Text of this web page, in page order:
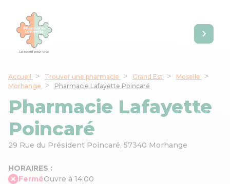
Accueil Trouver une pharmacie Grand Est
Moselle
Morhange
Pharmacie Lafayette Poincaré
Pharmacie Lafayette
Poincaré
29 Rue du Président Poincaré, 57340 Morhange
HORAIRES :
FerméOuvre à 14:00